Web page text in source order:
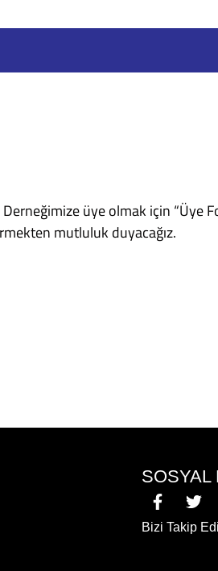
üye olmak için “Üye
mutluluk duyacağız.
SOSYAL
Bizi Takip